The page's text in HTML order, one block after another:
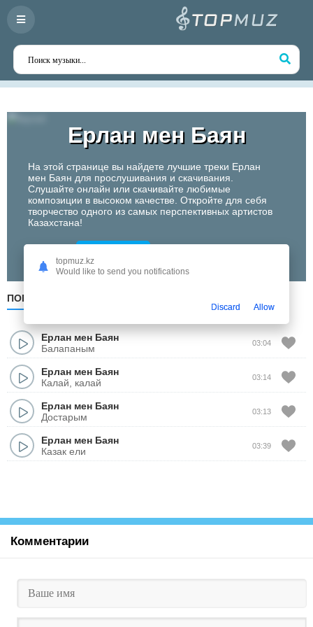
Ерлан мен Баян
На этой странице вы найдете лучшие треки Ерлан
мен Баян для прослушивания и скачивания.
Слушайте онлайн или скачивайте любимые
композиции в высоком качестве. Откройте для себя
творчество одного из самых перспективных артистов
Казахстана!
ПОПУЛЯРНЫЕ
Ерлан мен Баян
Балапаным
03:04
Ерлан мен Баян
Калай, калай
03:14
Ерлан мен Баян
Достарым
03:13
Ерлан мен Баян
Казак ели
03:39
Комментарии
topmuz.kz
Would like to send you notifications
Discard Allow